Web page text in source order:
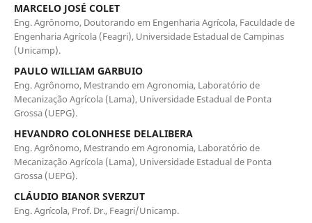
MARCELO JOSÉ COLET
Eng. Agrônomo, Doutorando em Engenharia Agrícola, Faculdade de
Engenharia Agrícola (Feagri), Universidade Estadual de Campinas
(Unicamp).
PAULO WILLIAM GARBUIO
Eng. Agrônomo, Mestrando em Agronomia, Laboratório de
Mecanização Agrícola (Lama), Universidade Estadual de Ponta
Grossa (UEPG).
HEVANDRO COLONHESE DELALIBERA
Eng. Agrônomo, Mestrando em Agronomia, Laboratório de
Mecanização Agrícola (Lama), Universidade Estadual de Ponta
Grossa (UEPG).
CLÁUDIO BIANOR SVERZUT
Eng. Agrícola, Prof. Dr., Feagri/Unicamp.